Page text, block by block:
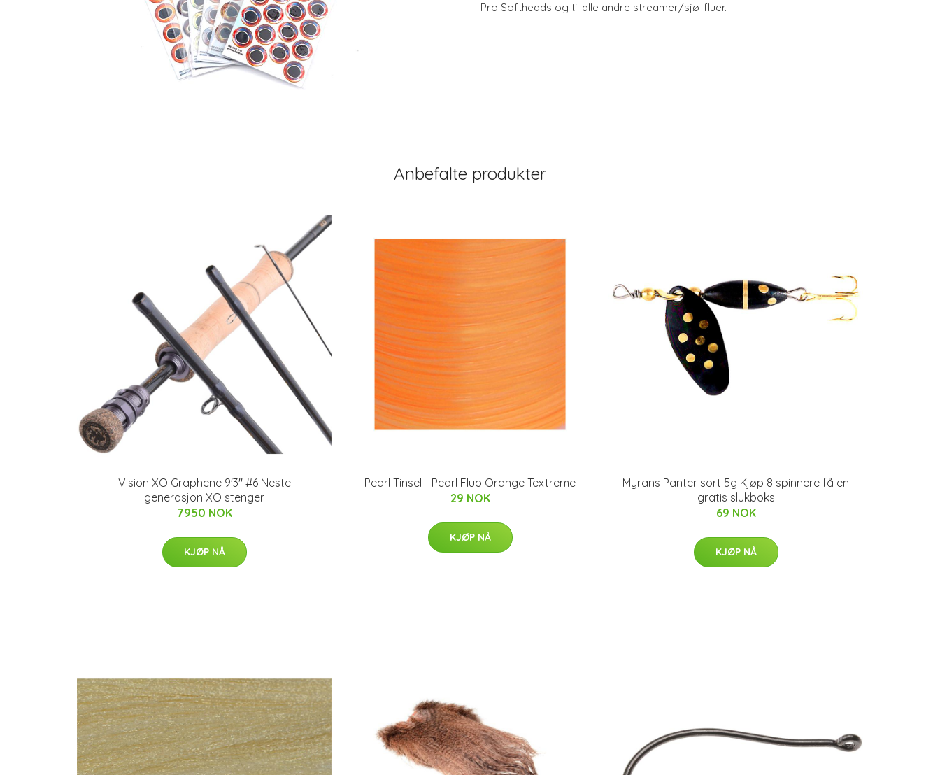
Pro Softheads og til alle andre streamer/sjø-fluer.
Anbefalte produkter
Vision XO Graphene 9'3" #6 Neste
generasjon XO stenger
7950 NOK
KJØP NÅ
Pearl Tinsel - Pearl Fluo Orange Textreme
29 NOK
KJØP NÅ
Myrans Panter sort 5g Kjøp 8 spinnere få en
gratis slukboks
69 NOK
KJØP NÅ